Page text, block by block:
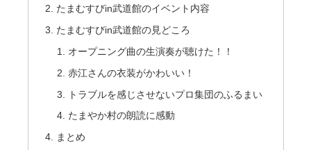
たまむすびin武道館のイベント内容
たまむすびin武道館の見どころ
オープニング曲の生演奏が聴けた！！
赤江さんの衣装がかわいい！
トラブルを感じさせないプロ集団のふるまい
たまやか村の朗読に感動
まとめ